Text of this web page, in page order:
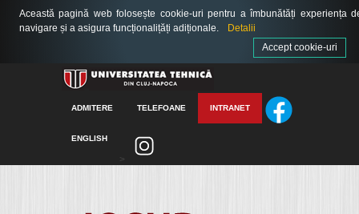
ADMITERE TELEFOANE INTRANET
ENGLISH
>
Această pagină web folosește cookie-uri pentru a îmbunătăți experiența
navigare și a asigura funcționalițăți adiționale.
Detalii
Accept cookie-uri